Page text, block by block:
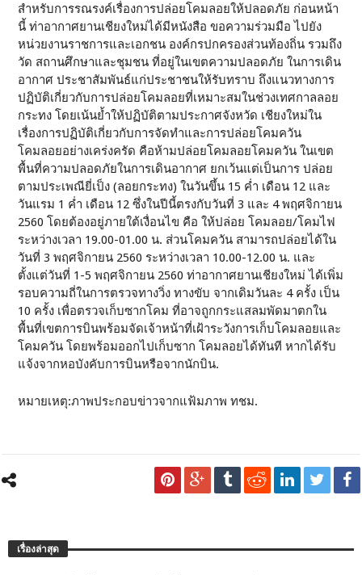
สำหรับการรณรงค์เรื่องการปล่อยโคมลอยให้ปลอดภัย ก่อนหน้า
นี้ ท่าอากาศยานเชียงใหม่ได้มีหนังสือ ขอความร่วมมือ ไปยัง
หน่วยงานราชการและเอกชน องค์กรปกครองส่วนท้องถิ่น รวมถึง
วัด สถานศึกษาและชุมชน ที่อยู่ในเขตความปลอดภัย ในการเดิน
อากาศ ประชาสัมพันธ์แก่ประชาชนให้รับทราบ ถึงแนวทางการ
ปฏิบัติเกี่ยวกับการปล่อยโคมลอยที่เหมาะสมในช่วงเทศกาลลอย
กระทง โดยเน้นย้ำให้ปฏิบัติตามประกาศจังหวัด เชียงใหม่ใน
เรื่องการปฏิบัติเกี่ยวกับการจัดทำและการปล่อยโคมควัน
โคมลอยอย่างเคร่งครัด คือห้ามปล่อยโคมลอยโคมควัน ในเขต
พื้นที่ความปลอดภัยในการเดินอากาศ ยกเว้นแต่เป็นการ ปล่อย
ตามประเพณียี่เป็ง (ลอยกระทง) ในวันขึ้น 15 ค่ำ เดือน 12 และ
วันแรม 1 ค่ำ เดือน 12 ซึ่งในปีนี้ตรงกับวันที่ 3 และ 4 พฤศจิกายน
2560 โดยต้องอยู่ภายใต้เงื่อนไข คือ ให้ปล่อย โคมลอย/โคมไฟ
ระหว่างเวลา 19.00-01.00 น. ส่วนโคมควัน สามารถปล่อยได้ใน
วันที่ 3 พฤศจิกายน 2560 ระหว่างเวลา 10.00-12.00 น. และ
ตั้งแต่วันที่ 1-5 พฤศจิกายน 2560 ท่าอากาศยานเชียงใหม่ ได้เพิ่ม
รอบความถี่ในการตรวจทางวิ่ง ทางขับ จากเดิมวันละ 4 ครั้ง เป็น
10 ครั้ง เพื่อตรวจเก็บซากโคม ที่อาจถูกกระแสลมพัดมาตกใน
พื้นที่เขตการบินพร้อมจัดเจ้าหน้าที่เฝ้าระวังการเก็บโคมลอยและ
โคมควัน โดยพร้อมออกไปเก็บซาก โคมลอยได้ทันที หากได้รับ
แจ้งจากหอบังคับการบินหรือจากนักบิน.
หมายเหตุ:ภาพประกอบข่าวจากแฟ้มภาพ ทชม.
เรื่องล่าสุด